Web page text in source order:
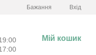
Бажання Вхід
Мій кошик